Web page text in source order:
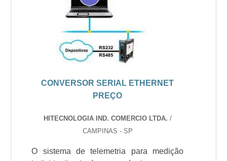
CONVERSOR SERIAL ETHERNET
PREÇO
HITECNOLOGIA IND. COMERCIO LTDA. /
CAMPINAS - SP
O sistema de telemetria para medição